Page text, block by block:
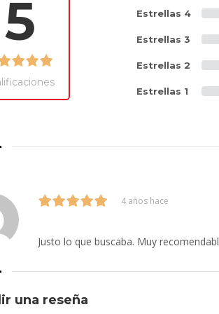
5 Estrellas 4
Estrellas 3
Estrellas 2
Estrellas 1
4 años hace
Justo lo que buscaba. Muy
una reseña